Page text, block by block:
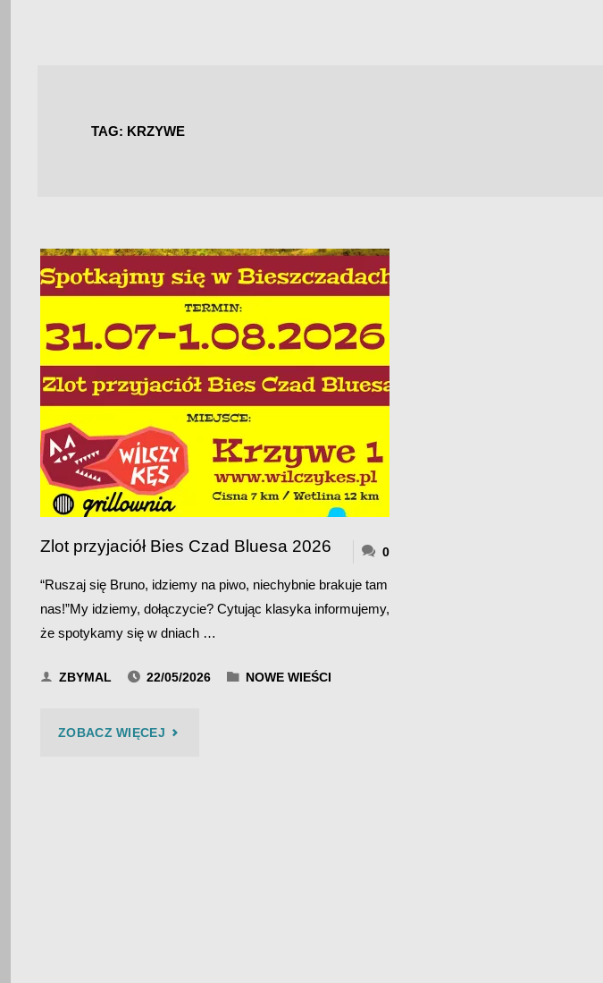
TAG: KRZYWE
Zlot przyjaciół Bies Czad Bluesa 2026 0
“Ruszaj się Bruno, idziemy na piwo, niechybnie brakuje tam
nas!”My idziemy, dołączycie? Cytując klasyka informujemy,
że spotykamy się w dniach …
ZBYMAL 22/05/2026 NOWE WIEŚCI
ZOBACZ WIĘCEJ"ZLOT